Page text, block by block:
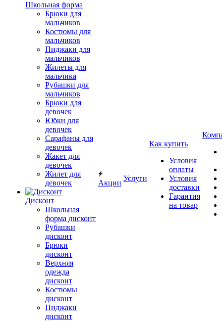
Школьная форма
Брюки для
мальчиков
Костюмы для
мальчиков
Пиджаки для
мальчиков
Жилеты для
мальчика
Рубашки для
мальчиков
Брюки для
девочек
Юбки для
девочек
Сарафаны для
девочек
Жакет для
девочек
Жилет для
девочек
Дисконт
Школьная
форма дисконт
Рубашки
дисконт
Брюки
дисконт
Верхняя
одежда
дисконт
Костюмы
дисконт
Пиджаки
дисконт
Акции
Услуги
Как купить
Условия
оплаты
Условия
доставки
Гарантия
на товар